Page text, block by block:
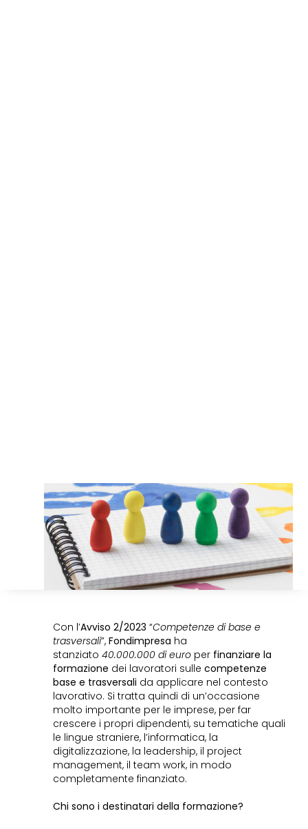
Con l’Avviso 2/2023 “Competenze di base e
trasversali”, Fondimpresa ha
stanziato 40.000.000 di europer finanziare la
formazione dei lavoratori sulle competenze
base e trasversali da applicare nel contesto
lavorativo. Si tratta quindi di un’occasione
molto importante per le imprese, per far
crescere i propri dipendenti, su tematiche quali
le lingue straniere, l’informatica, la
digitalizzazione, la leadership, il project
management, il team work, in modo
completamente finanziato.
Chi sono i destinatari della formazione?